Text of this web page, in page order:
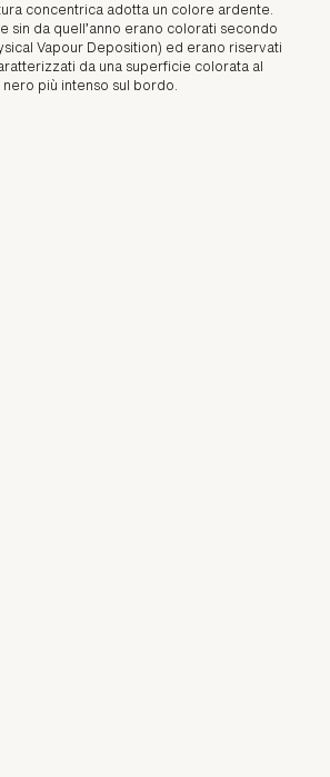
concentrica adotta un colore ardente.
sin da quell’anno erano colorati secondo
Vapour Deposition) ed erano riservati
da una superficie colorata al
più intenso sul bordo.